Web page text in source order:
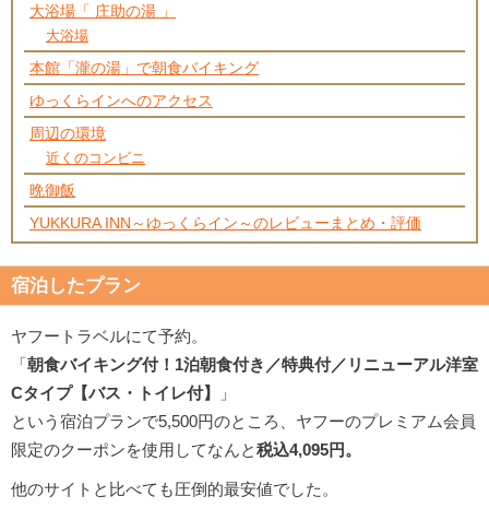
大浴場「 庄助の湯 」
大浴場
本館「瀧の湯」で朝食バイキング
ゆっくらインへのアクセス
周辺の環境
近くのコンビニ
晩御飯
YUKKURA INN～ゆっくらイン～のレビューまとめ・評価
宿泊したプラン
ヤフートラベルにて予約。
「朝食バイキング付！1泊朝食付き／特典付／リニューアル洋室
Cタイプ【バス・トイレ付】
」
という宿泊プランで5,500円のところ、ヤフーのプレミアム会員
限定のクーポンを使用してなんと税込4,095円。
他のサイトと比べても圧倒的最安値でした。